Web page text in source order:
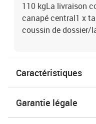
110 kgLa livraison
canapé central1 x
coussin de dossier/
Caractéristiques
Garantie légale